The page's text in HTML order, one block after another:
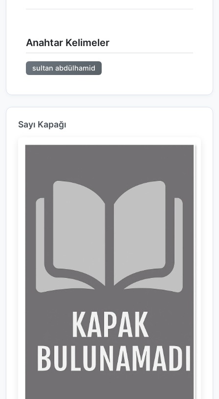
Anahtar Kelimeler
sultan abdülhamid
Sayı Kapağı